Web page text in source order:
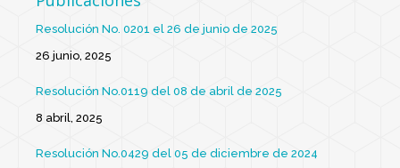
Resolución No. 0201 el 26 de junio de 2025
26 junio, 2025
Resolución No.0119 del 08 de abril de 2025
8 abril, 2025
Resolución No.0429 del 05 de diciembre de 2024